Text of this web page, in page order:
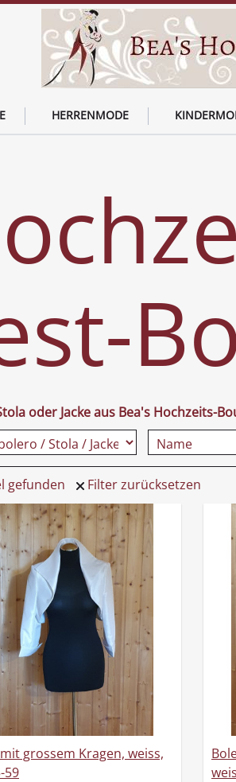
HERRENMODE
oder Jacke aus Bea's Hochzeits-
gefunden Filter zurücksetzen
grossem Kragen, weiss,
59